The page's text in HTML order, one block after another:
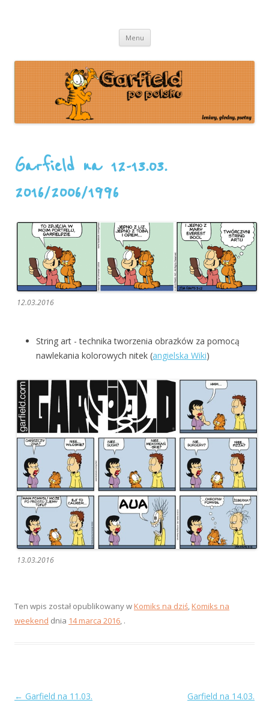
leniwy, głodny, psotny
Menu Przeskocz
treści
Garfield na 12-13.03.
2016/2006/1996
12.03.2016
String art - technika tworzenia obrazków za pomocą
nawlekania kolorowych nitek (angielska Wiki)
13.03.2016
Ten wpis został opublikowany wKomiks na dziś,Komiks na
weekend dnia 14 marca 2016, .
Zobacz
← Garfield na 11.03.
Garfield na 14.03.